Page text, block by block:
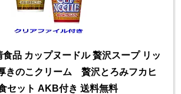
品 カップヌードル 贅沢スープ リッ
きのこクリーム 贅沢とろみフカヒ
セット AKB付き 送料無料